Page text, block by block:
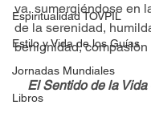
Espiritualidad TOVPIL
Estilo y Vida de los Guías
Jornadas Mundiales
Libros
va, sumergiéndose en
de la serenidad,
benignidad, compasión
El Sentido de la